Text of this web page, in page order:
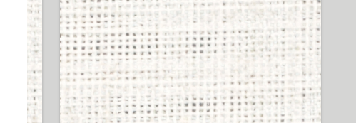
て・・・
44 views
ワイ、ボカロを始めるも
再生数が伸びず号泣
43 views